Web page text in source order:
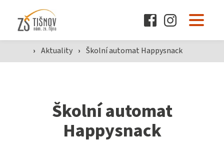
Pro žáky a rodiče
› Aktuality › Školní automat Happysnack
Školní automat
Happysnack